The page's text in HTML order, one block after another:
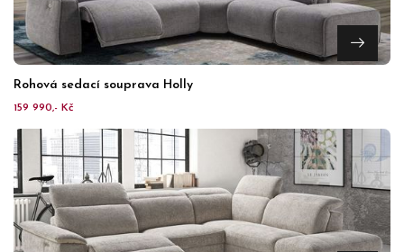
Rohová sedací souprava Holly
159 990,- Kč